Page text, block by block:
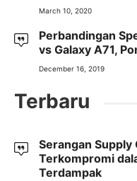
March 10, 2020
Perbandingan
vs Galaxy A71,
December 16, 2019
Terbaru
Serangan
Terkompromi
Terdampak